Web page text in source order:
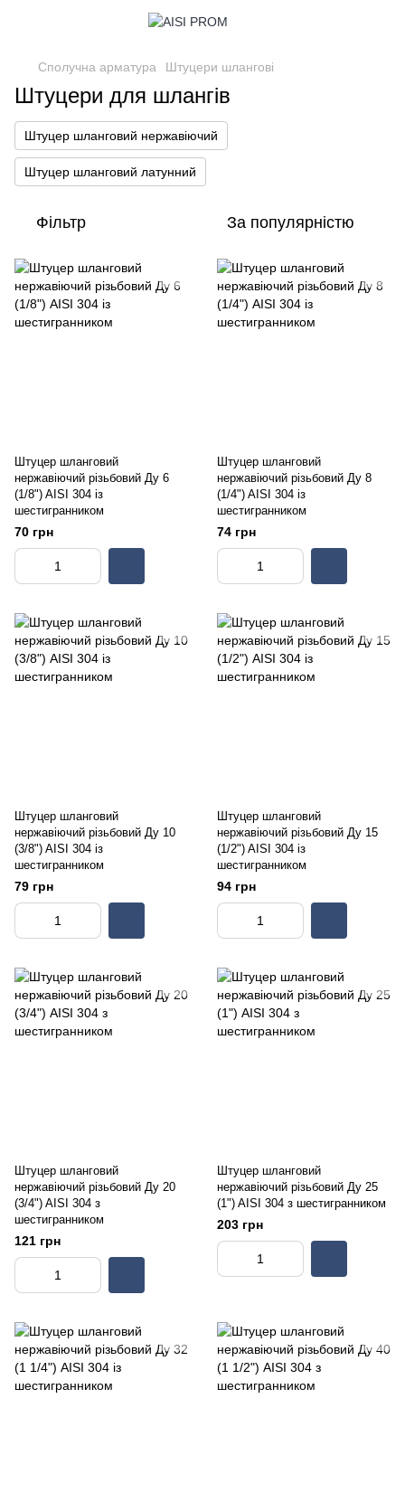
Сполучна арматура Штуцери шлангові
Штуцери для шлангів
Штуцер шланговий нержавіючий
Штуцер шланговий латунний
Фільтр За популярністю
Штуцер шланговий
нержавіючий різьбовий Ду 6
(1/8") AISI 304 із
шестигранником
70 грн
Штуцер шланговий
нержавіючий різьбовий Ду 8
(1/4") AISI 304 із
шестигранником
74 грн
Штуцер шланговий
нержавіючий різьбовий Ду 10
(3/8") AISI 304 із
шестигранником
79 грн
Штуцер шланговий
нержавіючий різьбовий Ду 15
(1/2") AISI 304 із
шестигранником
94 грн
Штуцер шланговий
нержавіючий різьбовий Ду 20
(3/4") AISI 304 з
шестигранником
121 грн
Штуцер шланговий
нержавіючий різьбовий Ду 25
(1") AISI 304 з шестигранником
203 грн